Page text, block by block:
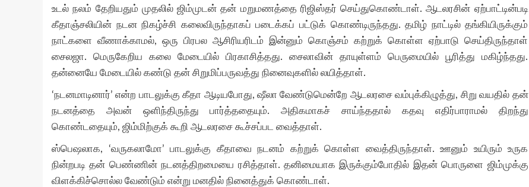
உடல் நலம் தேறியதும் முதலில் ஜிம்முடன் தன் மறுமணத்தை ரிஜிஸ்தர் செய்துகொண்டாள். ஆடலரசின் ஏற்பாட்டின்படி
கீதாஞ்சலியின் நடன நிகழ்ச்சி கலைவிருந்தாகப் படைக்கப் பட்டுக் கொண்டிருந்தது. தமிழ் நாட்டில் தங்கியிருக்கும்
நாட்களை வீணாக்காமல், ஒரு பிரபல ஆசிரியரிடம் இன்னும் கொஞ்சம் கற்றுக் கொள்ள ஏற்பாடு செய்திருந்தாள்
சைலஜா. மெருகேறிய கலை மேடையில் பிரகாசித்தது. சைலாவின் தாயுள்ளம் பெருமையில் பூரித்து மகிழ்ந்தது.
தன்னையே மேடையில் கண்டு தன் சிறுமிப்பருவத்து நினைவுகளில் லயித்தாள்.
‘நடனமாடினார்’ என்ற பாடலுக்கு கீதா ஆடியபோது, ஷீலா வேண்டுமென்றே ஆடலரசை வம்புக்கிழுத்து, சிறு வயதில் தன்
நடனத்தை அவன் ஒளிந்திருந்து பார்த்ததையும். அதிகமாகச் சாய்ந்ததால் கதவு எதிர்பாராமல் திறந்து
கொண்டதையும், ஜிம்மிற்குக் கூறி ஆடலரசை கூச்சப்பட வைத்தாள்.
ஸ்பெஷலாக, ‘வருகலாமோ’ பாடலுக்கு கீதாவை நடனம் கற்றுக் கொள்ள வைத்திருந்தாள். ஊனும் உயிரும் உருக
நின்றபடி தன் பெண்ணின் நடனத்திறமையை ரசித்தாள். தனிமையாக இருக்கும்போதில் இதன் பொருளை ஜிம்முக்கு
விளக்கிச்சொல்ல வேண்டும் என்று மனதில் நினைத்துக் கொண்டாள்.